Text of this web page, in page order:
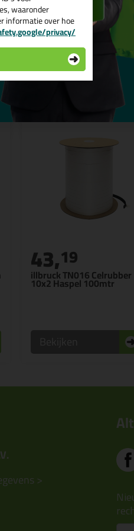
illbruck TN016 Celrubber
10x2 Haspel 100mtr
43,19
>
waaronder
informatie over hoe
privacy/